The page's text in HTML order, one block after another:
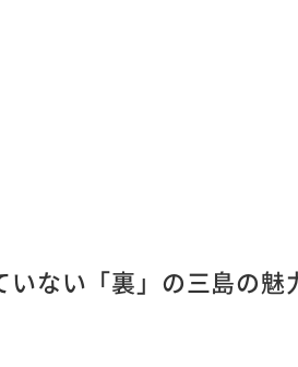
ない「裏」の三島の魅